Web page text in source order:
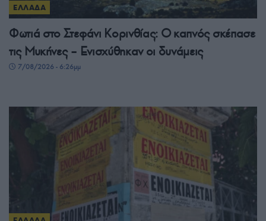
ΕΛΛΑΔΑ
Φωτιά στο Στεφάνι Κορινθίας: Ο καπνός σκέπασε
τις Μυκήνες – Ενισχύθηκαν οι δυνάμεις
7/08/2026 - 6:26μμ